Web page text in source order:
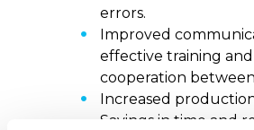
errors.
Improved
effective training and
cooperation
Increased
Savings in time and